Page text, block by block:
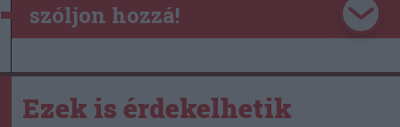
szóljon hozzá!
Ezek is érdekelhetik